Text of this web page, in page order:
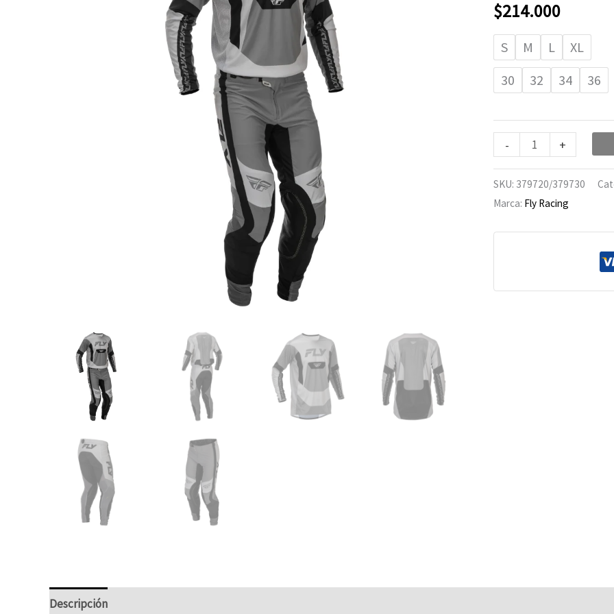
$214.000
S M L
XL
30
32 34 36
-
cantidad
+
SKU: 379720/379730
Marca: Fly Racing
Descripción